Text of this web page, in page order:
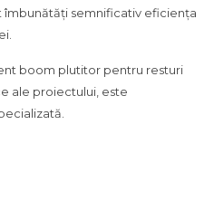
semnificativ eficiența
boom plutitor pentru resturi
ale proiectului, este